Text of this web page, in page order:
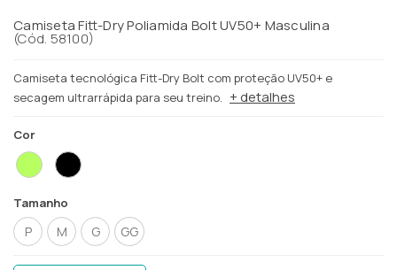
Camiseta Fitt-Dry Poliamida Bolt UV50+ Masculina
(Cód. 58100)
Camiseta tecnológica Fitt-Dry Bolt com proteção UV50+ e
secagem ultrarrápida para seu treino. + detalhes
Cor
Tamanho
P M G GG